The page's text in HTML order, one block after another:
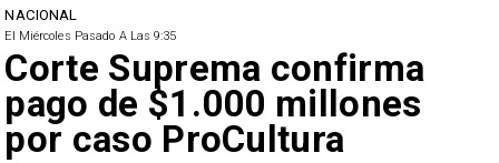
NACIONAL
El Miércoles Pasado A Las 9:35
Corte Suprema confirma
pago de $1.000 millones
por caso ProCultura